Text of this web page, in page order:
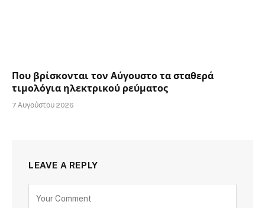
Που βρίσκονται τον Αύγουστο τα σταθερά
τιμολόγια ηλεκτρικού ρεύματος
7 Αυγούστου 2026
LEAVE A REPLY